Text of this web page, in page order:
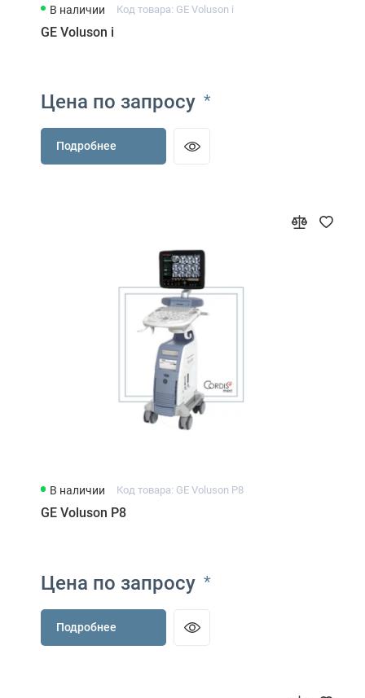
В наличии Код товара: GE Voluson i
GE Voluson i
Цена по запросу *
Подробнее
В наличии Код товара: GE Voluson P8
GE Voluson P8
Цена по запросу *
Подробнее